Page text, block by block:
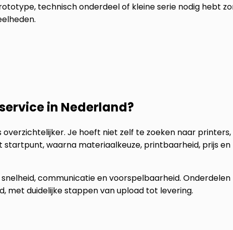
technisch onderdeel of kleine serie nodig hebt
in Nederland?
Je hoeft niet zelf te zoeken naar printers,
waarna materiaalkeuze, printbaarheid, prijs en
communicatie en voorspelbaarheid. Onderdelen
met duidelijke stappen van upload tot levering.